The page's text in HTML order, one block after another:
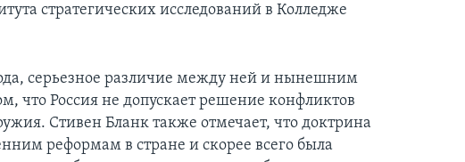
стратегических исследований в Колледже
серьезное различие между ней и нынешним
что Россия не допускает решение конфликтов
Стивен Бланк также отмечает, что доктрина
реформам в стране и скорее всего была